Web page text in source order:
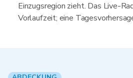
Einzugsregion zieht. Das Live-
Vorlaufzeit; eine